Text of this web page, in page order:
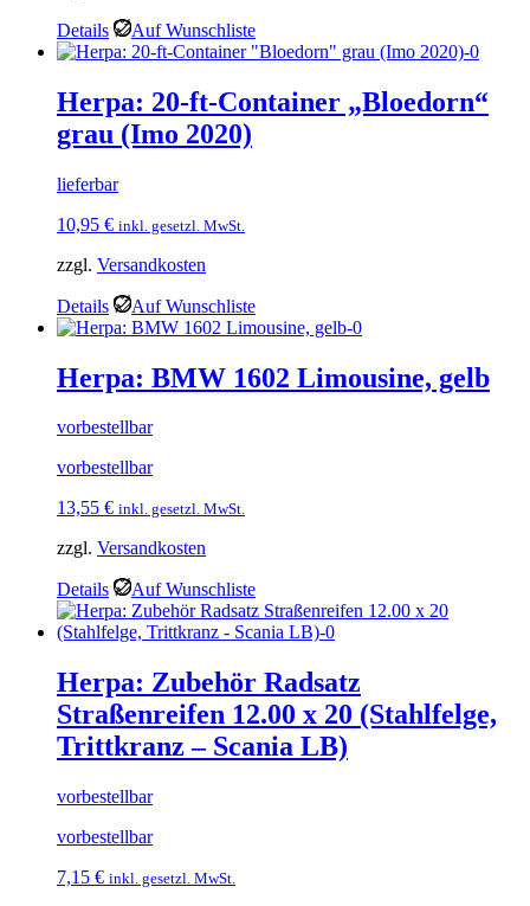
Details Auf Wunschliste
Herpa: 20-ft-Container „Bloedorn“
grau (Imo 2020)
lieferbar
10,95 € inkl. gesetzl. MwSt.
zzgl. Versandkosten
Details Auf Wunschliste
Herpa: BMW 1602 Limousine, gelb
vorbestellbar
vorbestellbar
13,55 € inkl. gesetzl. MwSt.
zzgl. Versandkosten
Details Auf Wunschliste
Herpa: Zubehör Radsatz
Straßenreifen 12.00 x 20 (Stahlfelge,
Trittkranz – Scania LB)
vorbestellbar
vorbestellbar
7,15 € inkl. gesetzl. MwSt.